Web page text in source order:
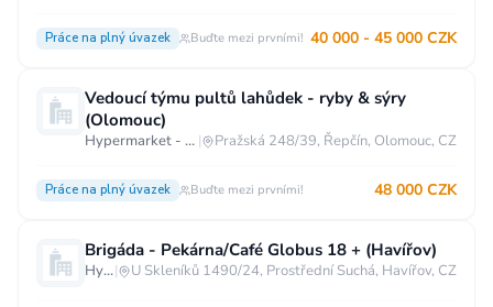
Práce na plný úvazek Buďte mezi prvními! 40 000 - 45 000 CZK
Vedoucí týmu pultů lahůdek - ryby & sýry
(Olomouc)
Hypermarket - Olomouc | Pražská 248/39, Řepčín, Olomouc, CZ
Práce na plný úvazek Buďte mezi prvními! 48 000 CZK
Brigáda - Pekárna/Café Globus 18 + (Havířov)
Hypermarket - Havířov| U Skleníků 1490/24, Prostřední Suchá, Havířov, CZ